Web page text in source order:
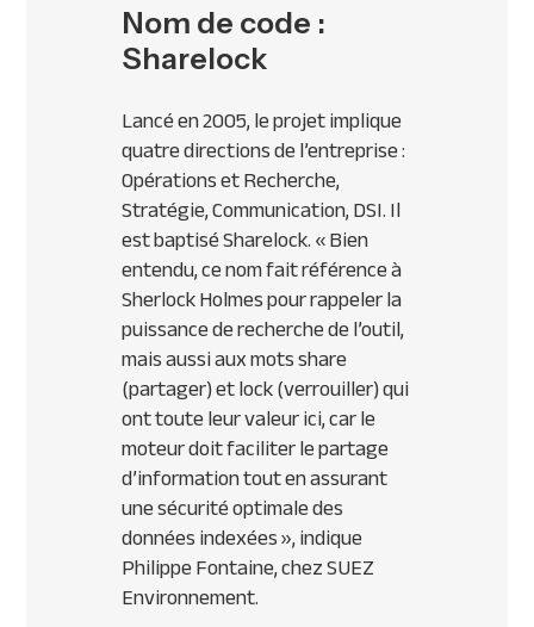
Nom de code :
Sharelock
Lancé en 2005, le projet implique
quatre directions de l’entreprise :
Opérations et Recherche,
Stratégie, Communication, DSI. Il
est baptisé Sharelock.« Bien
entendu, ce nom fait référence à
Sherlock Holmes pour rappeler la
puissance de recherche de l’outil,
mais aussi aux mots share
(partager) et lock (verrouiller) qui
ont toute leur valeur ici, car le
moteur doit faciliter le partage
d’information tout en assurant
une sécurité optimale des
données indexées », indique
Philippe Fontaine, chez SUEZ
Environnement.